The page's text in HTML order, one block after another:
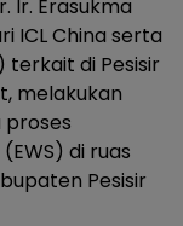
Ir. Erasukma
ICL China serta
terkait di Pesisir
melakukan
proses
di ruas
Pesisir